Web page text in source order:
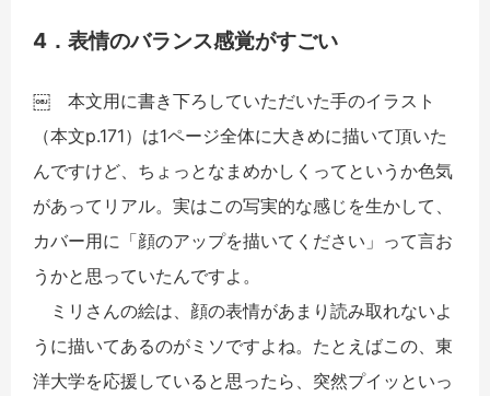
4．表情のバランス感覚がすごい
￼ 本文用に書き下ろしていただいた手のイラスト
（本文p.171）は1ページ全体に大きめに描いて頂いた
んですけど、ちょっとなまめかしくってというか色気
があってリアル。実はこの写実的な感じを生かして、
カバー用に「顔のアップを描いてください」って言お
うかと思っていたんですよ。
ミリさんの絵は、顔の表情があまり読み取れないよ
うに描いてあるのがミソですよね。たとえばこの、東
洋大学を応援していると思ったら、突然プイッといっ